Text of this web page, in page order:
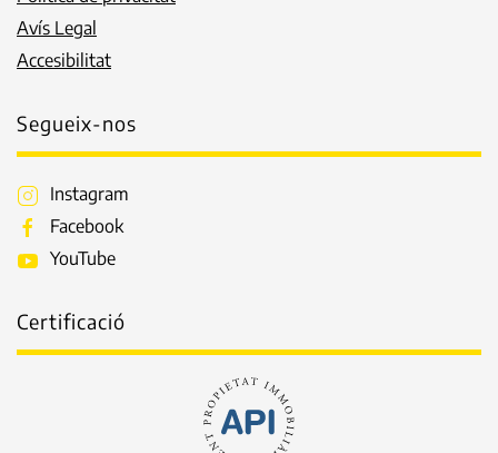
Avís Legal
Accesibilitat
Segueix-nos
Instagram
Facebook
YouTube
Certificació